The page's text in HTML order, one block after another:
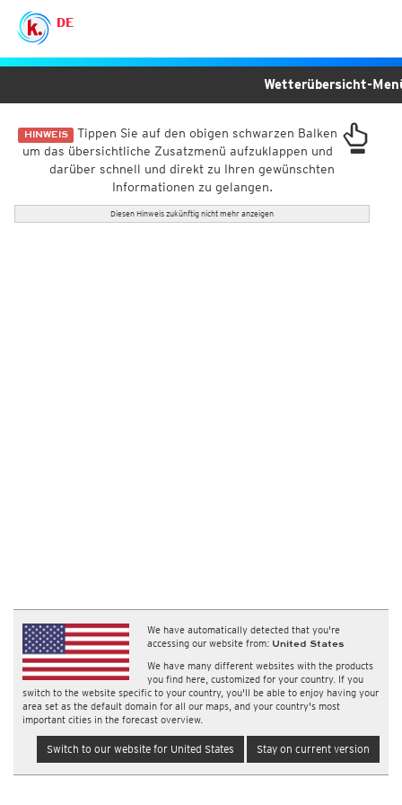
DE
HINWEIS Tippen Sie auf den obigen schwarzen Balken
um das übersichtliche Zusatzmenü aufzuklappen und
darüber schnell und direkt zu Ihren gewünschten
Informationen zu gelangen.
Diesen Hinweis zukünftig nicht mehr anzeigen
We have automatically detected that you're
accessing our website from: United States
We have many different websites with the products
you find here, customized for your country. If you
switch to the website specific to your country, you'll be able to enjoy having your
area set as the default domain for all our maps, and your country's most
important cities in the forecast overview.
Switch to our website for United States Stay on current version
Wetterübersicht-